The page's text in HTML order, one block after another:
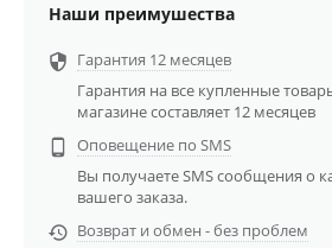
Наши преимушества
 Гарантия 12 месяцев
Гарантия на все купленные
магазине составляет 12 месяцев

Оповещение по SMS
Вы получаете SMS сообщения о
вашего заказа.
 Возврат и обмен - без проблем